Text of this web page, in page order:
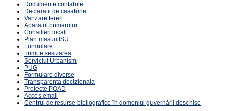
Documente contabile
Declaratii de casatorie
Vanzare teren
Aparatul primarului
Consilieri locali
Plan masuri ISU
Formulare
Trimite sesizarea
Serviciul Urbanism
PUG
Formulare diverse
Transparenta decizionala
Proiecte POAD
Acces email
Centrul de resurse bibliografice în domeniul guvernării deschise